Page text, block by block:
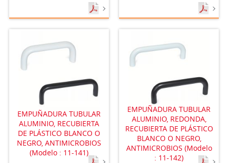
EMPUÑADURA TUBULAR
ALUMINIO, RECUBIERTA
DE PLÁSTICO BLANCO O
NEGRO, ANTIMICROBIOS
(Modelo : 11-141)
EMPUÑADURA TUBULAR
ALUMINIO, REDONDA,
RECUBIERTA DE PLÁSTICO
BLANCO O NEGRO,
ANTIMICROBIOS (Modelo
: 11-142)